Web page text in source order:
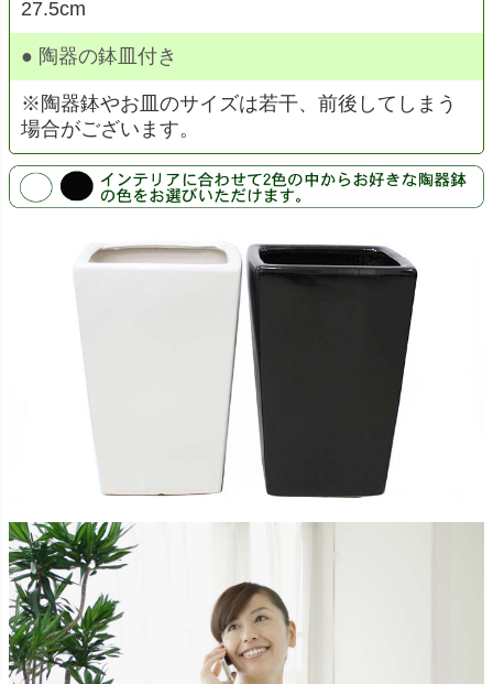
27.5cm
● 陶器の鉢皿付き
※陶器鉢やお皿のサイズは若干、前後してしまう
場合がございます。